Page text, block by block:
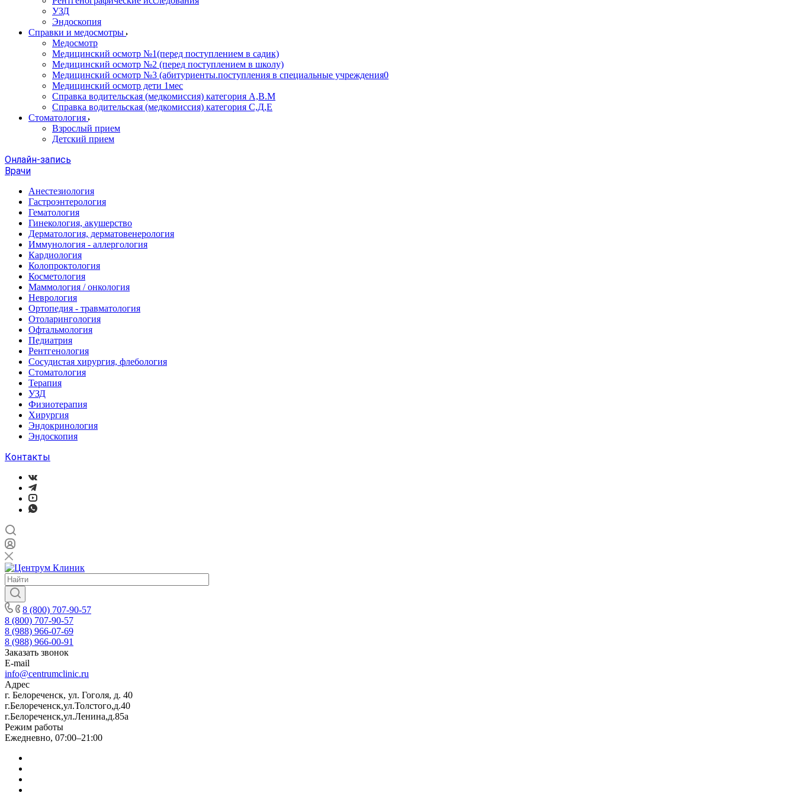
УЗД
Эндоскопия
Справки и медосмотры
Медосмотр
Медицинский осмотр №1(перед поступлением в садик)
Медицинский осмотр №2 (перед поступлением в школу)
Медицинский осмотр №3 (абитуриенты.поступления в специальные учреждения0
Медицинский осмотр дети 1мес
Справка водительская (медкомиссия) категория А,В.М
Справка водительская (медкомиссия) категория С,Д,Е
Стоматология
Взрослый прием
Детский прием
Онлайн-запись
Врачи
Анестезиология
Гастроэнтерология
Гематология
Гинекология, акушерство
Дерматология, дерматовенерология
Иммунология - аллергология
Кардиология
Колопроктология
Косметология
Маммология / онкология
Неврология
Ортопедия - травматология
Отоларингология
Офтальмология
Педиатрия
Рентгенология
Сосудистая хирургия, флебология
Стоматология
Терапия
УЗД
Физиотерапия
Хирургия
Эндокринология
Эндоскопия
Контакты
8 (800) 707-90-57
8 (800) 707-90-57
8 (988) 966-07-69
8 (988) 966-00-91
Заказать звонок
E-mail
info@centrumclinic.ru
Адрес
г. Белореченск, ул. Гоголя, д. 40
г.Белореченск,ул.Толстого,д.40
г.Белореченск,ул.Ленина,д.85а
Режим работы
Ежедневно, 07:00–21:00